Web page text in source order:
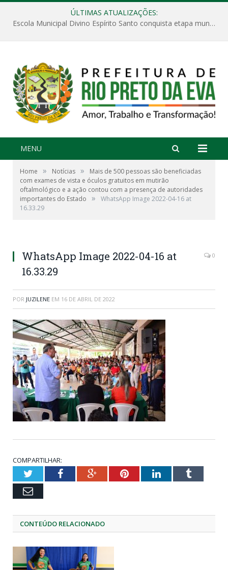
ÚLTIMAS ATUALIZAÇÕES:
Escola Municipal Divino Espírito Santo conquista etapa municipal da V Feira Amazonense de Matemática
MENU
Home » Notícias »
Mais de 500 pessoas são beneficiadas
com exames de vista e óculos gratuitos em mutirão
oftalmológico e a ação contou com a presença de autoridades
importantes do Estado
»
WhatsApp Image 2022-04-16 at
16.33.29
WhatsApp Image 2022-04-16 at
16.33.29
0
POR JUZILENE EM 16 DE ABRIL DE 2022
COMPARTILHAR:
TwitterFacebookGoogle+PinterestLinkedInTumblr
Email
CONTEÚDO RELACIONADO